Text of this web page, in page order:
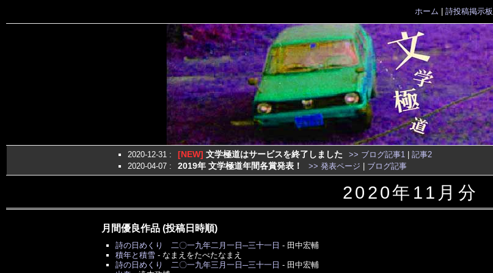
ホーム 詩投稿掲示板
2020-12-31 : [NEW] 文学極道はサービスを終了しました >> ブログ記事1| 記事2
2020-04-07 : 2019年 文学極道年間各賞発表！ >> 発表ページ ブログ記事
2020年11月分
月間優良作品 (投稿日時順)
詩の日めくり 二〇一九年二月一日─三十一日 - 田中宏輔
積年と積雪 -なまえをたべたなまえ
詩の日めくり 二〇一九年三月一日─三十一日 - 田中宏輔